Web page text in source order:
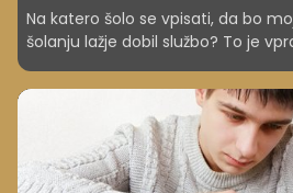
Na katero šolo se vpisati, da bo
šolanju lažje dobil službo? To je
dneh postavlja marsikateri starš.
povpraševanja po voznikih
prodajalcih, kuharjih, natakarjih …
družbi zelo nepredvidljiv in
napovedati, kakšne kadrovske
podjetja na dolgi rok.